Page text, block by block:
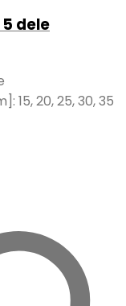
dele
20, 25, 30, 35